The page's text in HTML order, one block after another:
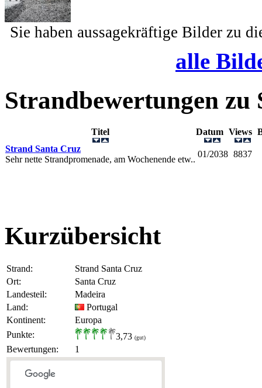
Sie haben aussagekräftige Bilder zu
alle
Strandbewertungen zu
Titel Datum Views
Strand Santa Cruz
Sehr nette Strandpromenade, am Wochenende etw..
01/2038 8837
Kurzübersicht
Strand:
Strand Santa Cruz
Ort:
Santa Cruz
Landesteil:
Madeira
Land:
Portugal
Kontinent:
Europa
Punkte:
3,73 (gut)
Bewertungen: 1